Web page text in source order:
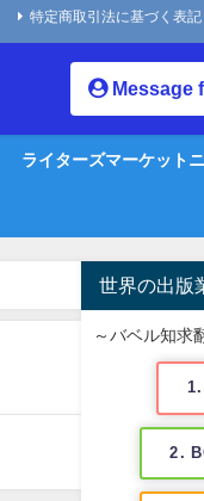
特定商取引法に基づく表記
Message
ライターズマーケット
世界の出版
～バベル知求
2.